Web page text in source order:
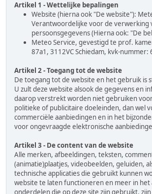
Artikel 1 - Wettelijke bepalingen
Website (hierna ook "De website"):
Verantwoordelijke voor de verwerking
persoonsgegevens (Hierna ook: "De
Meteo Service, gevestigd te prof.
87a1, 3112VC Schiedam, kvk-nummer:
Artikel 2 - Toegang tot de website
De toegang tot de website en het gebruik is
U zult deze website alsook de gegevens en
daarop verstrekt worden niet gebruiken
politieke of publicitaire doeleinden, dan wel
commerciële aanbiedingen en in het
voor ongevraagde elektronische
Artikel 3 - De content van de website
Alle merken, afbeeldingen, teksten,
(animatie)plaatjes, videobeelden, geluiden,
technische applicaties die gebruikt kunnen
website te laten functioneren en meer in het